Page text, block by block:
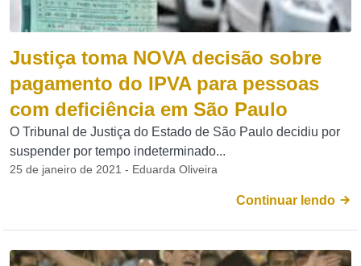
Justiça toma NOVA decisão sobre
pagamento do IPVA para pessoas
com deficiência em São Paulo
O Tribunal de Justiça do Estado de São Paulo decidiu por
suspender por tempo indeterminado...
25 de janeiro de 2021 - Eduarda Oliveira
Continuar lendo